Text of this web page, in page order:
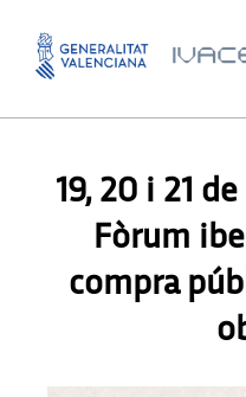
AGENDA,AGENDA ,
19, 20 i 21 de
Fòrum
compra